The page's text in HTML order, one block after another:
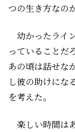
つの生き方なの
幼かったライ
っていることだ
あの頃は話せな
し彼の助けにな
を考えた。
楽しい時間は